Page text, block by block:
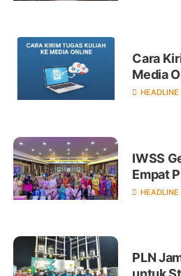
Cara
Media
HEADLINE
IWSS
Empat
HEADLINE
PLN